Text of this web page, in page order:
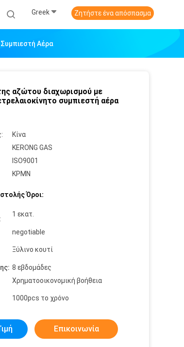
Greek Ζητήστε ένα απόσπασμα
Αέρα
αζώτου διαχωρισμού με
συμπιεστή αέρα
Κίνα
KERONG GAS
ISO9001
ΚΡΜΝ
Όροι:
1 εκατ.
negotiable
Ξύλινο κουτί
8 εβδομάδες
Χρηματοοικονομική βοήθεια
1000pcs το χρόνο
Επικοινωνία